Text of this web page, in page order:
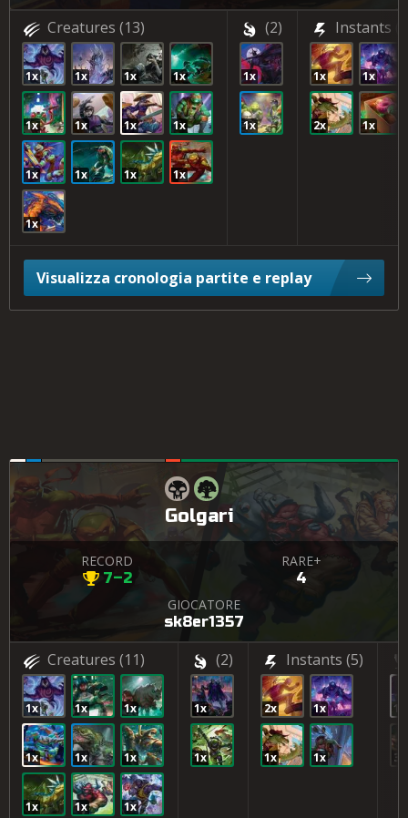
Creatures (13)
1x 1x 1x 1x
1x 1x 1x 1x
1x 1x 1x 1x
1x
(2)
1x
1x
Instants
1x 1x
2x 1x
Visualizza cronologia partite e replay
Golgari
RECORD
7–2
RARE+
4
GIOCATORE
sk8er1357
Creatures (11)
1x 1x 1x
1x 1x 1x
1x 1x 1x
(2)
1x
1x
Instants (5)
2x 1x
1x 1x
1x
3x